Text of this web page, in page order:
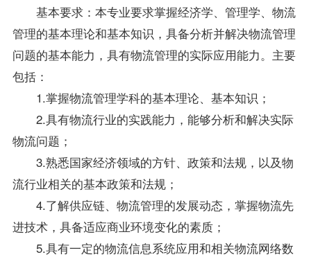
基本要求：本专业要求掌握经济学、管理学、物流
管理的基本理论和基本知识，具备分析并解决物流管理
问题的基本能力，具有物流管理的实际应用能力。主要
包括：
1.掌握物流管理学科的基本理论、基本知识；
2.具有物流行业的实践能力，能够分析和解决实际
物流问题；
3.熟悉国家经济领域的方针、政策和法规，以及物
流行业相关的基本政策和法规；
4.了解供应链、物流管理的发展动态，掌握物流先
进技术，具备适应商业环境变化的素质；
5.具有一定的物流信息系统应用和相关物流网络数